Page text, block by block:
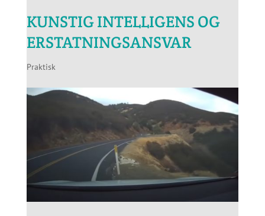
KUNSTIG INTELLIGENS OG
ERSTATNINGSANSVAR
Praktisk